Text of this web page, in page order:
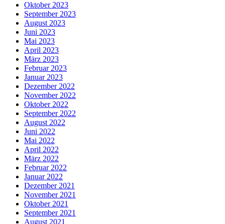
Oktober 2023
September 2023
August 2023
Juni 2023
Mai 2023
April 2023
März 2023
Februar 2023
Januar 2023
Dezember 2022
November 2022
Oktober 2022
September 2022
August 2022
Juni 2022
Mai 2022
April 2022
März 2022
Februar 2022
Januar 2022
Dezember 2021
November 2021
Oktober 2021
September 2021
August 2021